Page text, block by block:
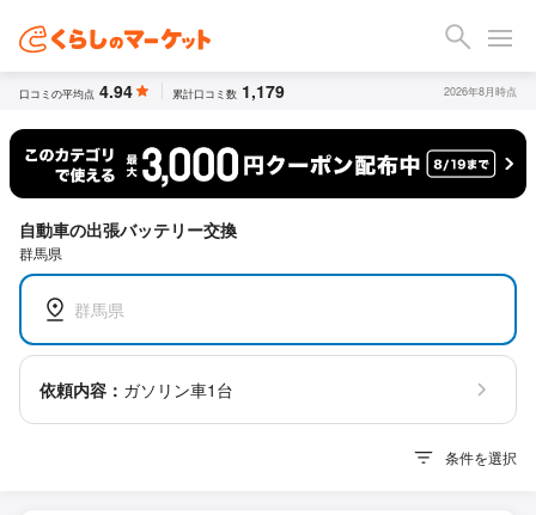
口コミの平均点 4.94 累計口コミ数 1,179 2026年8月時点
自動車の出張バッテリー交換
群馬県
群馬県
依頼内容： ガソリン車1台
条件を選択